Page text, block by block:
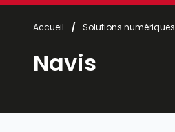
Accueil / Solutions numériques
Navis